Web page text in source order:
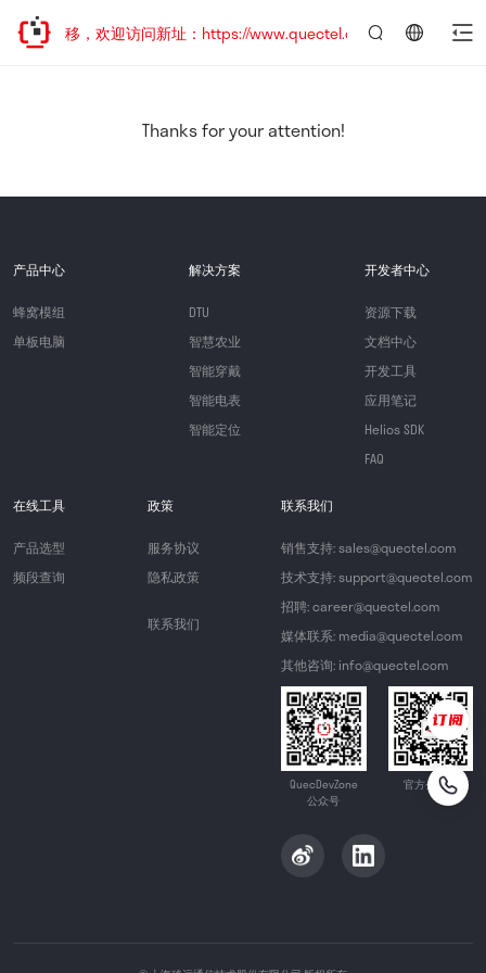
址已迁移，欢迎访问新址：https://www.quectel.com.cn
Thanks for your attention!
产品中心
蜂窝模组
单板电脑
解决方案
DTU
智慧农业
智能穿戴
智能电表
智能定位
开发者中心
资源下载
文档中心
开发工具
应用笔记
Helios SDK
FAQ
在线工具
产品选型
频段查询
政策
服务协议
隐私政策
联系我们
联系我们
销售支持: sales@quectel.com
技术支持: support@quectel.com
招聘: career@quectel.com
媒体联系: media@quectel.com
其他咨询: info@quectel.com
QuecDevZone
公众号
官方公众号